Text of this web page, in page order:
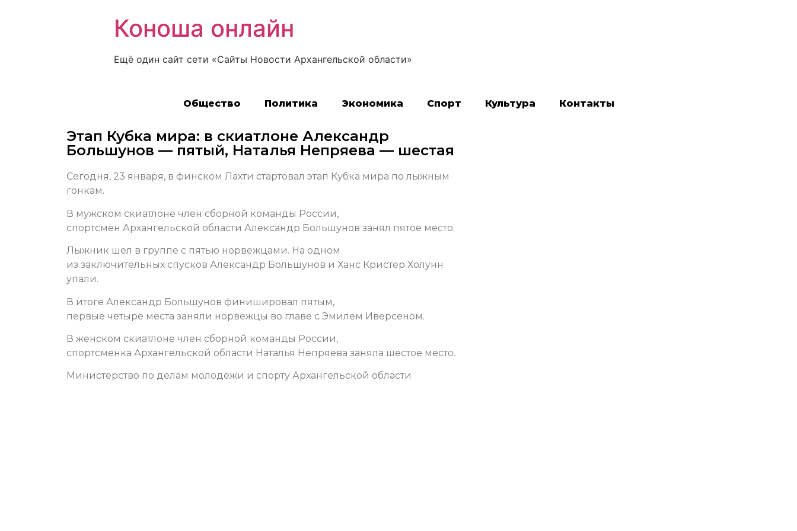
Коноша онлайн
Ещё один сайт сети «Сайты Новости Архангельской области»
Общество Политика Экономика Спорт Культура Контакты
Этап Кубка мира: в скиатлоне Александр
Большунов — пятый, Наталья Непряева — шестая
Сегодня, 23 января, в финском Лахти стартовал этап Кубка мира по лыжным
гонкам.
В мужском скиатлоне член сборной команды России,
спортсмен Архангельской области Александр Большунов занял пятое место.
Лыжник шел в группе с пятью норвежцами. На одном
из заключительных спусков Александр Большунов и Ханс Кристер Холунн
упали.
В итоге Александр Большунов финишировал пятым,
первые четыре места заняли норвежцы во главе с Эмилем Иверсеном.
В женском скиатлоне член сборной команды России,
спортсменка Архангельской области Наталья Непряева заняла шестое место.
Министерство по делам молодежи и спорту Архангельской области